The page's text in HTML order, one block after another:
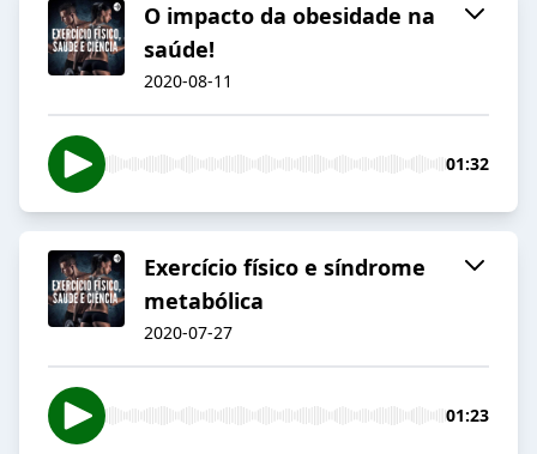
O impacto da obesidade na
saúde!
2020-08-11
01:32
Exercício físico e síndrome
metabólica
2020-07-27
01:23